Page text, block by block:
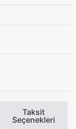
Taksit
Seçenekleri